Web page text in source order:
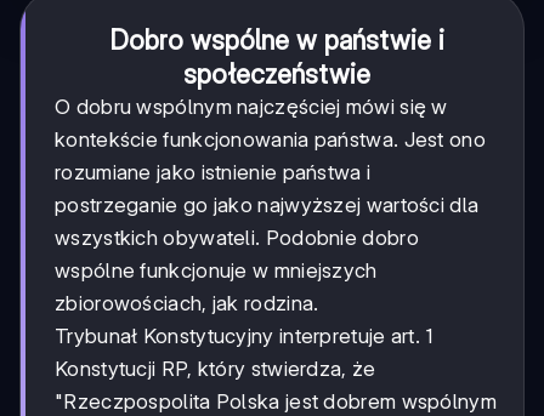
Dobro wspólne w państwie i
społeczeństwie
O dobru wspólnym najczęściej mówi się w
kontekście funkcjonowania państwa. Jest ono
rozumiane jako istnienie państwa i
postrzeganie go jako najwyższej wartości dla
wszystkich obywateli. Podobnie dobro
wspólne funkcjonuje w mniejszych
zbiorowościach, jak rodzina.
Trybunał Konstytucyjny interpretuje art. 1
Konstytucji RP, który stwierdza, że
"Rzeczpospolita Polska jest dobrem wspólnym